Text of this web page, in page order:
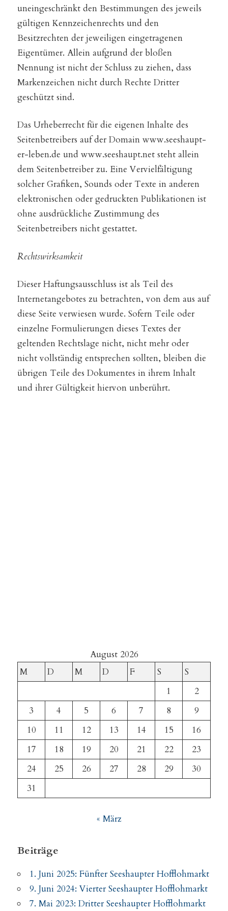
uneingeschränkt den Bestimmungen des jeweils
gültigen Kennzeichenrechts und den
Besitzrechten der jeweiligen eingetragenen
Eigentümer. Allein aufgrund der bloßen
Nennung ist nicht der Schluss zu ziehen, dass
Markenzeichen nicht durch Rechte Dritter
geschützt sind.
Das Urheberrecht für die eigenen Inhalte des
Seitenbetreibers auf der Domain www.seeshaupt-
er-leben.de und www.seeshaupt.net steht allein
dem Seitenbetreiber zu. Eine Vervielfältigung
solcher Grafiken, Sounds oder Texte in anderen
elektronischen oder gedruckten Publikationen ist
ohne ausdrückliche Zustimmung des
Seitenbetreibers nicht gestattet.
Rechtswirksamkeit
Dieser Haftungsausschluss ist als Teil des
Internetangebotes zu betrachten, von dem aus auf
diese Seite verwiesen wurde. Sofern Teile oder
einzelne Formulierungen dieses Textes der
geltenden Rechtslage nicht, nicht mehr oder
nicht vollständig entsprechen sollten, bleiben die
übrigen Teile des Dokumentes in ihrem Inhalt
und ihrer Gültigkeit hiervon unberührt.
August 2026
M
D M D F S
S
1
2
3
4 5 6 7 8
9
10
11 12 13 14 15
16
17
18 19 20 21 22
23
24
25 26 27 28 29
30
31
« März
Beiträge
1. Juni 2025: Fünfter Seeshaupter Hofflohmarkt
9. Juni 2024: Vierter Seeshaupter Hofflohmarkt
7. Mai 2023: Dritter Seeshaupter Hofflohmarkt